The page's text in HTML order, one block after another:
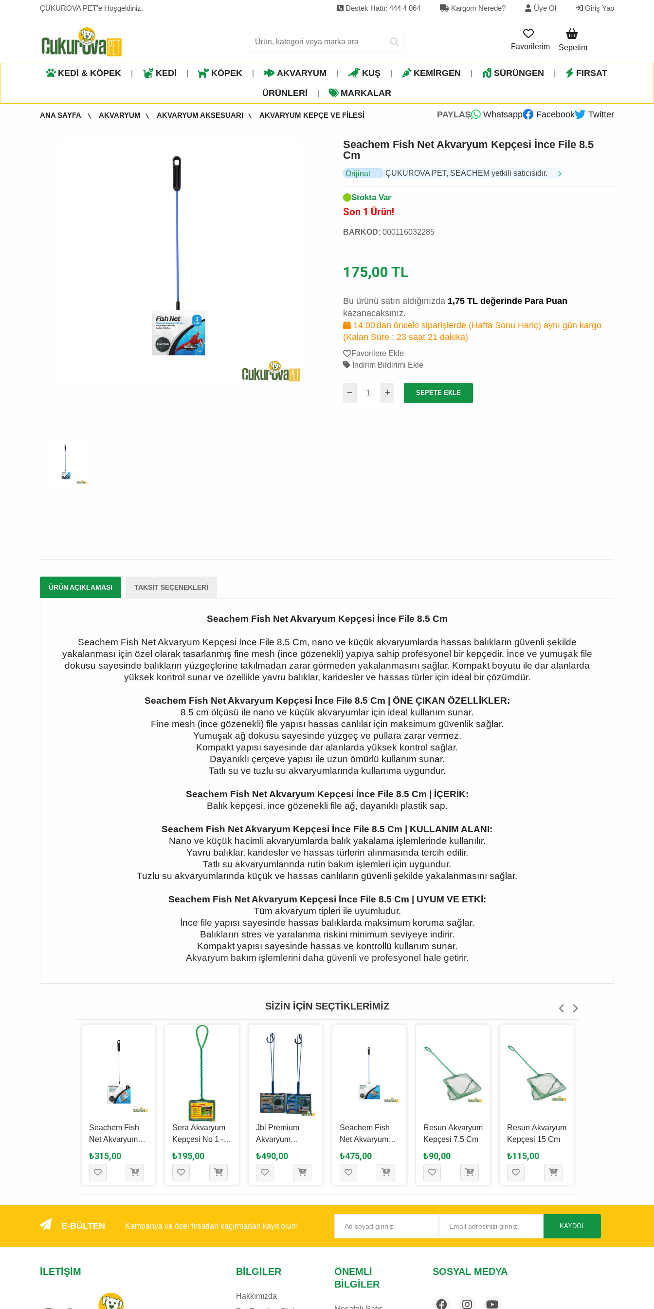
ÇUKUROVA PET'e Hoşgeldiniz. Destek Hattı: 444 4 064 Kargom Nerede? Üye Ol Giriş Yap
Favorilerim Sepetim
KEDİ & KÖPEK KEDİ KÖPEK AKVARYUM KUŞ KEMİRGEN SÜRÜNGEN FIRSAT
ÜRÜNLERI MARKALAR
ANA SAYFA AKVARYUM AKVARYUM AKSESUARI AKVARYUM KEPÇE VE FİLESİ PAYLAŞ Whatsapp Facebook Twitter
Seachem Fish Net Akvaryum Kepçesi İnce File 8.5
Cm
Orijinal
ÇUKUROVA PET, SEACHEM yetkili satıcısıdır.
Stokta Var
Son 1 Ürün!
BARKOD: 000116032285
175,00 TL
Bu ürünü satın aldığınızda 1,75 TL değerinde Para Puan
kazanacaksınız.
14:00'dan önceki siparişlerde (Hafta Sonu Hariç) aynı gün kargo
(Kalan Süre : 23 saat 21 dakika)
Favorilere Ekle
İndirim Bildirimi Ekle
SEPETE EKLE
ÜRÜN AÇIKLAMASI TAKSIT SEÇENEKLERI
Seachem Fish Net Akvaryum Kepçesi İnce File 8.5 Cm
Seachem Fish Net Akvaryum Kepçesi İnce File 8.5 Cm, nano ve küçük akvaryumlarda hassas balıkların güvenli şekilde
yakalanması için özel olarak tasarlanmış fine mesh (ince gözenekli) yapıya sahip profesyonel bir kepçedir. İnce ve yumuşak file
dokusu sayesinde balıkların yüzgeçlerine takılmadan zarar görmeden yakalanmasını sağlar. Kompakt boyutu ile dar alanlarda
yüksek kontrol sunar ve özellikle yavru balıklar, karidesler ve hassas türler için ideal bir çözümdür.
Seachem Fish Net Akvaryum Kepçesi İnce File 8.5 Cm | ÖNE ÇIKAN ÖZELLİKLER:
8.5 cm ölçüsü ile nano ve küçük akvaryumlar için ideal kullanım sunar.
Fine mesh (ince gözenekli) file yapısı hassas canlılar için maksimum güvenlik sağlar.
Yumuşak ağ dokusu sayesinde yüzgeç ve pullara zarar vermez.
Kompakt yapısı sayesinde dar alanlarda yüksek kontrol sağlar.
Dayanıklı çerçeve yapısı ile uzun ömürlü kullanım sunar.
Tatlı su ve tuzlu su akvaryumlarında kullanıma uygundur.
Seachem Fish Net Akvaryum Kepçesi İnce File 8.5 Cm | İÇERİK:
Balık kepçesi, ince gözenekli file ağ, dayanıklı plastik sap.
Seachem Fish Net Akvaryum Kepçesi İnce File 8.5 Cm | KULLANIM ALANI:
Nano ve küçük hacimli akvaryumlarda balık yakalama işlemlerinde kullanılır.
Yavru balıklar, karidesler ve hassas türlerin alınmasında tercih edilir.
Tatlı su akvaryumlarında rutin bakım işlemleri için uygundur.
Tuzlu su akvaryumlarında küçük ve hassas canlıların güvenli şekilde yakalanmasını sağlar.
Seachem Fish Net Akvaryum Kepçesi İnce File 8.5 Cm | UYUM VE ETKİ:
Tüm akvaryum tipleri ile uyumludur.
İnce file yapısı sayesinde hassas balıklarda maksimum koruma sağlar.
Balıkların stres ve yaralanma riskini minimum seviyeye indirir.
Kompakt yapısı sayesinde hassas ve kontrollü kullanım sunar.
Akvaryum bakım işlemlerini daha güvenli ve profesyonel hale getirir.
SIZIN İÇIN SEÇTIKLERIMIZ
Seachem Fish
Net Akvaryum
Kepçesi 15 Cm
₺315,00
Sera Akvaryum
Kepçesi No 1 - 8
Cm
₺195,00
Jbl Premium
Akvaryum
Kepçesi Ekstra
Uzun 15 Cm
₺490,00
Seachem Fish
Net Akvaryum
Kepçesi İnce
File 20 Cm
₺475,00
Resun Akvaryum
Kepçesi 7.5 Cm
₺90,00
Resun Akvaryum
Kepçesi 15 Cm
₺115,00
E-BÜLTEN Kampanya ve özel fırsatları kaçırmadan kayıt olun! KAYDOL
İLETIŞIM BILGILER
Hakkımızda
ÖNEMLI
BILGILER
SOSYAL MEDYA